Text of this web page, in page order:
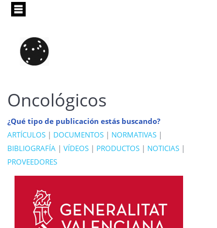
Pasar
principal
Oncológicos
¿Qué tipo de publicación estás buscando?
ARTÍCULOS | DOCUMENTOS | NORMATIVAS |
BIBLIOGRAFÍA | VÍDEOS | PRODUCTOS | NOTICIAS |
PROVEEDORES